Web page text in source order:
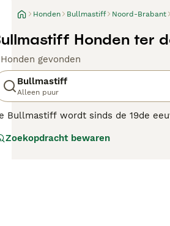
Honden Bullmastiff Noord-Brabant
Honden ter
gevonden
Bullmastiff
Alleen puur
Bullmastiff wordt sinds de 19de
geworden. Ze
Zoekopdracht bewaren